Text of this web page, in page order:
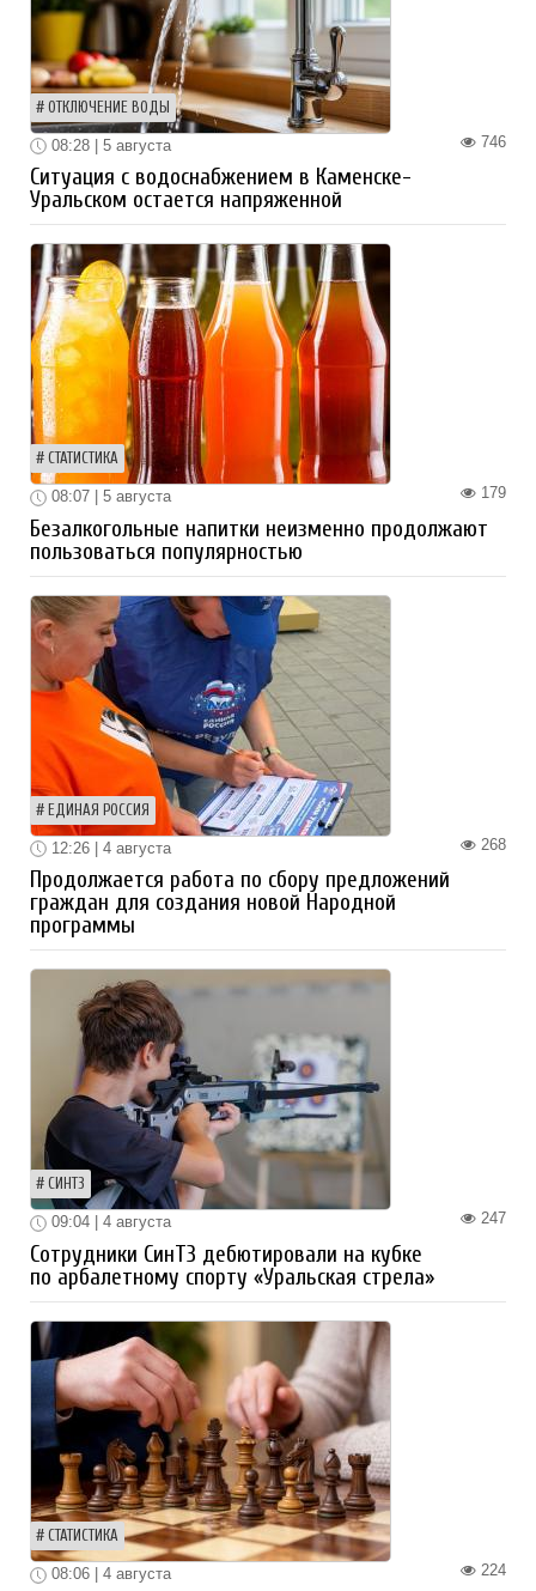
ОТКЛЮЧЕНИЕ ВОДЫ
746
08:28 | 5 августа
Ситуация с водоснабжением в Каменске-
Уральском остается напряженной
СТАТИСТИКА
179
08:07 | 5 августа
Безалкогольные напитки неизменно продолжают
пользоваться популярностью
ЕДИНАЯ РОССИЯ
268
12:26 | 4 августа
Продолжается работа по сбору предложений
граждан для создания новой Народной
программы
СИНТЗ
247
09:04 | 4 августа
Сотрудники СинТЗ дебютировали на кубке
по арбалетному спорту «Уральская стрела»
СТАТИСТИКА
224
08:06 | 4 августа